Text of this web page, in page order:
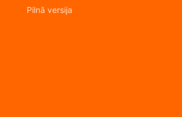
Pilnā versija